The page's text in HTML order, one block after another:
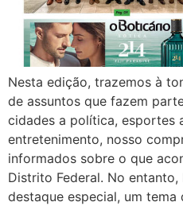
Nesta edição, trazemos à
de assuntos que fazem
cidades a política, esportes
entretenimento, nosso
informados sobre o que
Distrito Federal. No
destaque especial, um tema